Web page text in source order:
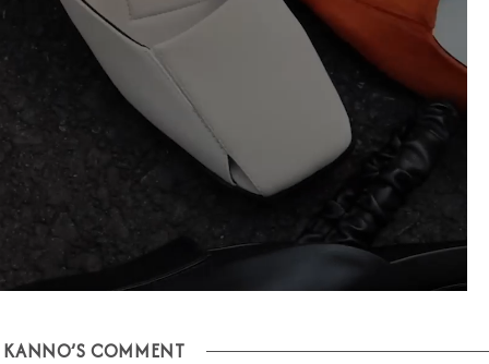
KANNO’S COMMENT